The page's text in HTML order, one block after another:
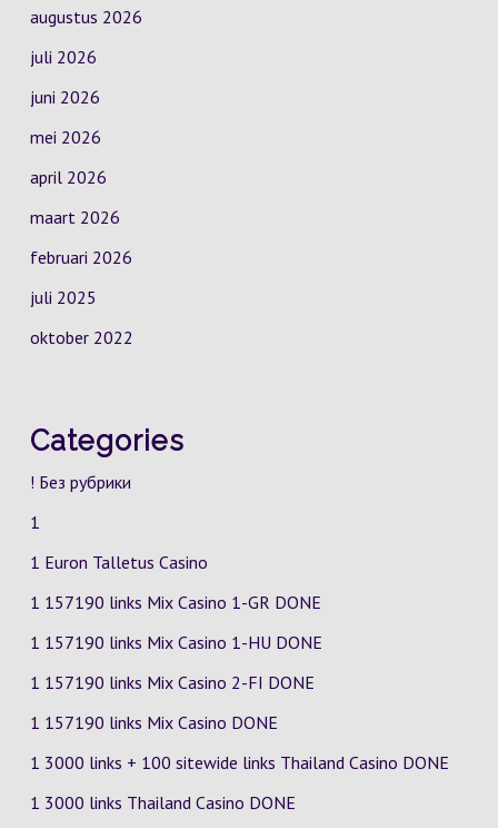
augustus 2026
juli 2026
juni 2026
mei 2026
april 2026
maart 2026
februari 2026
juli 2025
oktober 2022
Categories
! Без рубрики
1
1 Euron Talletus Casino
1 157190 links Mix Casino 1-GR DONE
1 157190 links Mix Casino 1-HU DONE
1 157190 links Mix Casino 2-FI DONE
1 157190 links Mix Casino DONE
1 3000 links + 100 sitewide links Thailand Casino DONE
1 3000 links Thailand Casino DONE